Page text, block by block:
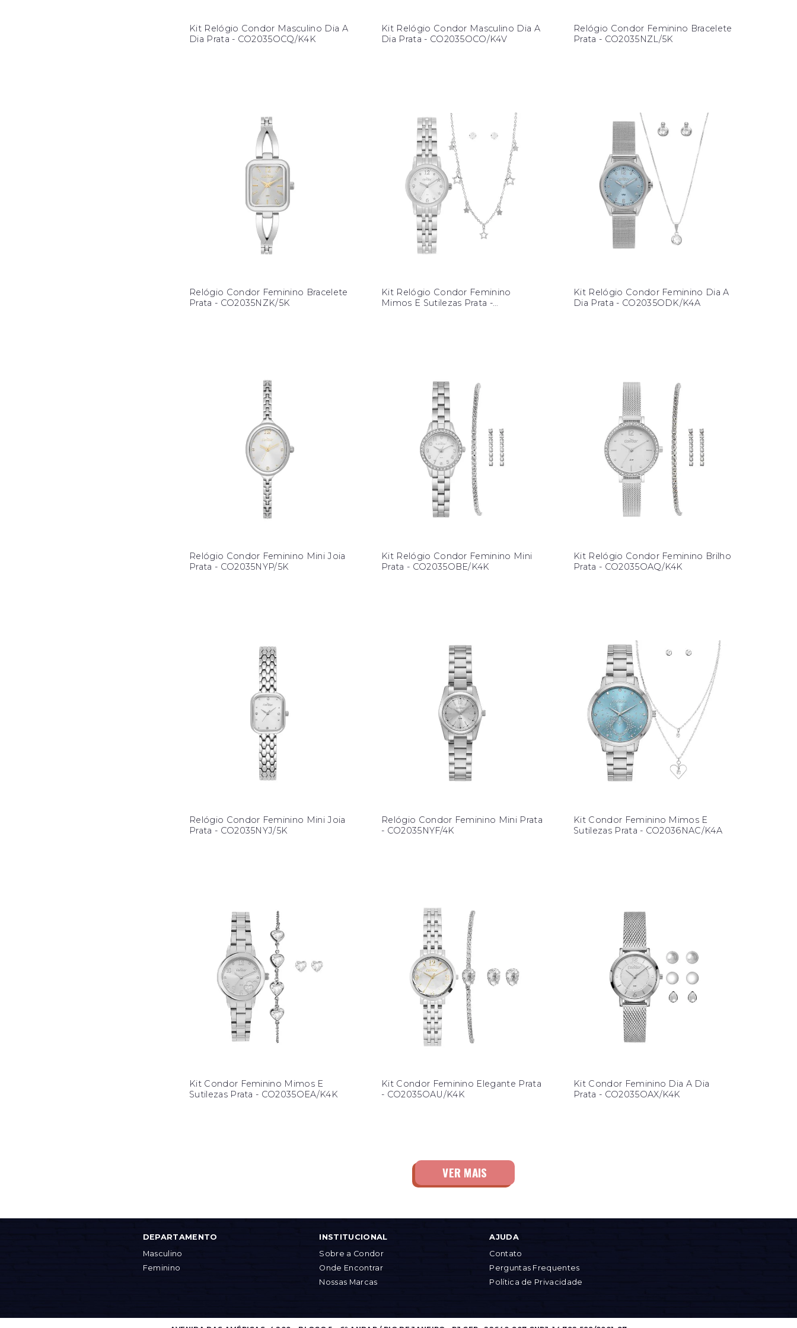
Kit Relógio Condor Masculino Dia A
Dia Prata - CO2035OCQ/K4K
Kit Relógio Condor Masculino Dia A
Dia Prata - CO2035OCO/K4V
Relógio Condor Feminino Bracelete
Prata - CO2035NZL/5K
Relógio Condor Feminino Bracelete
Prata - CO2035NZK/5K
Kit Relógio Condor Feminino
Mimos E Sutilezas Prata -
Kit Relógio Condor Feminino Dia A
Dia Prata - CO2035ODK/K4A
Relógio Condor Feminino Mini Joia
Prata - CO2035NYP/5K
Kit Relógio Condor Feminino Mini
Prata - CO2035OBE/K4K
Kit Relógio Condor Feminino Brilho
Prata - CO2035OAQ/K4K
Relógio Condor Feminino Mini Joia
Prata - CO2035NYJ/5K
Relógio Condor Feminino Mini Prata
- CO2035NYF/4K
Kit Condor Feminino Mimos E
Sutilezas Prata - CO2036NAC/K4A
Kit Condor Feminino Mimos E
Sutilezas Prata - CO2035OEA/K4K
Kit Condor Feminino Elegante Prata
- CO2035OAU/K4K
Kit Condor Feminino Dia A Dia
Prata - CO2035OAX/K4K
DEPARTAMENTO
Masculino
Feminino
INSTITUCIONAL
Sobre a Condor
Onde Encontrar
Nossas Marcas
AJUDA
Contato
Perguntas Frequentes
Política de Privacidade